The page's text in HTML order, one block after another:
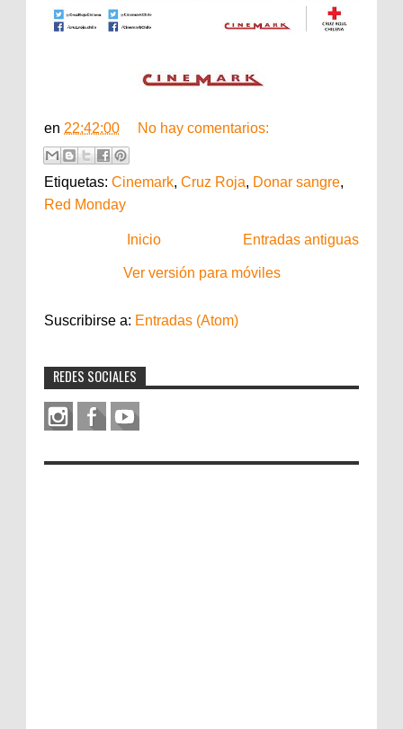
en 22:42:00 No hay comentarios:
Etiquetas: Cinemark, Cruz Roja, Donar sangre,
Red Monday
Entradas antiguas
Inicio
Ver versión para móviles
Suscribirse a: Entradas (Atom)
REDES SOCIALES